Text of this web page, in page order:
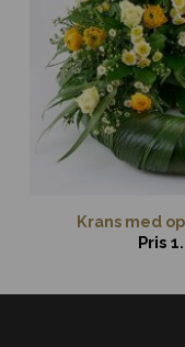
Krans med
Pris